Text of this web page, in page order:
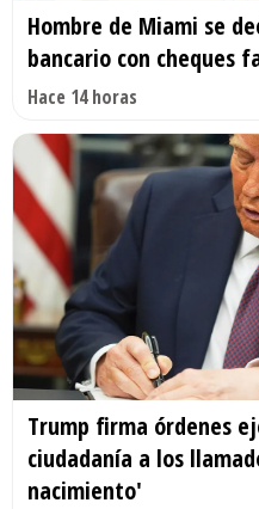
Hombre de Miami se
bancario con cheques
Hace 14 horas
Trump firma órdenes
ciudadanía a los
nacimiento'